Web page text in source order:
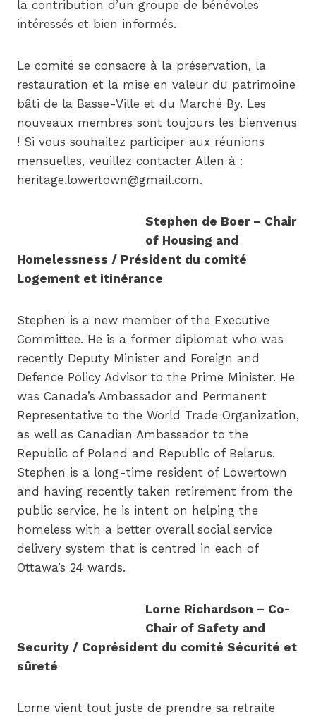
la contribution d’un groupe de bénévoles
intéressés et bien informés.
Le comité se consacre à la préservation, la
restauration et la mise en valeur du patrimoine
bâti de la Basse-Ville et du Marché By. Les
nouveaux membres sont toujours les bienvenus
! Si vous souhaitez participer aux réunions
mensuelles, veuillez contacter Allen à :
heritage.lowertown@gmail.com.
Stephen de Boer – Chair
of Housing and
Homelessness / Président du comité
Logement et itinérance
Stephen is a new member of the Executive
Committee. He is a former diplomat who was
recently Deputy Minister and Foreign and
Defence Policy Advisor to the Prime Minister. He
was Canada’s Ambassador and Permanent
Representative to the World Trade Organization,
as well as Canadian Ambassador to the
Republic of Poland and Republic of Belarus.
Stephen is a long-time resident of Lowertown
and having recently taken retirement from the
public service, he is intent on helping the
homeless with a better overall social service
delivery system that is centred in each of
Ottawa’s 24 wards.
Lorne Richardson – Co-
Chair of Safety and
Security / Coprésident du comité Sécurité et
sûreté
Lorne vient tout juste de prendre sa retraite